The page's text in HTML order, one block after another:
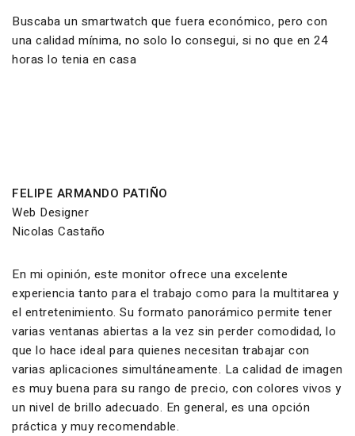
Buscaba un smartwatch que fuera económico, pero con
una calidad mínima, no solo lo consegui, si no que en 24
horas lo tenia en casa
FELIPE ARMANDO PATIÑO
Web Designer
Nicolas Castaño
En mi opinión, este monitor ofrece una excelente
experiencia tanto para el trabajo como para la multitarea y
el entretenimiento. Su formato panorámico permite tener
varias ventanas abiertas a la vez sin perder comodidad, lo
que lo hace ideal para quienes necesitan trabajar con
varias aplicaciones simultáneamente. La calidad de imagen
es muy buena para su rango de precio, con colores vivos y
un nivel de brillo adecuado. En general, es una opción
práctica y muy recomendable.